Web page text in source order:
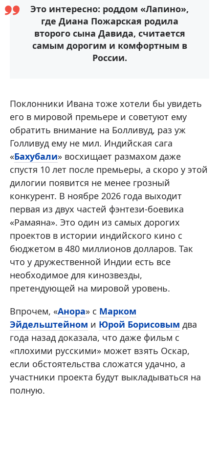
Это интересно: роддом «Лапино»,
где Диана Пожарская родила
второго сына Давида, считается
самым дорогим и комфортным в
России.
Поклонники Ивана тоже хотели бы увидеть
его в мировой премьере и советуют ему
обратить внимание на Болливуд, раз уж
Голливуд ему не мил. Индийская сага
«Бахубали» восхищает размахом даже
спустя 10 лет после премьеры, а скоро у этой
дилогии появится не менее грозный
конкурент. В ноябре 2026 года выходит
первая из двух частей фэнтези-боевика
«Рамаяна». Это один из самых дорогих
проектов в истории индийского кино с
бюджетом в 480 миллионов долларов. Так
что у дружественной Индии есть все
необходимое для кинозвезды,
претендующей на мировой уровень.
Впрочем, «Анора» с Марком
Эйдельштейном и Юрой Борисовым два
года назад доказала, что даже фильм с
«плохими русскими» может взять Оскар,
если обстоятельства сложатся удачно, а
участники проекта будут выкладываться на
полную.